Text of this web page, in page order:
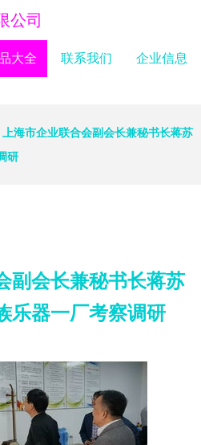
公司
大全 联系我们 企业信息
上海市企业联合会副会长兼秘书长蒋苏
研
副会长兼秘书长蒋苏
乐器一厂考察调研